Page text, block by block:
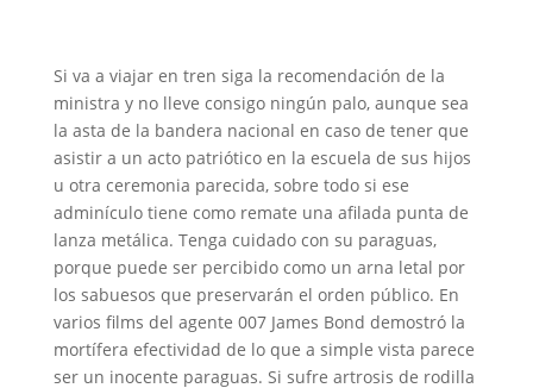
Si va a viajar en tren siga la recomendación de la
ministra y no lleve consigo ningún palo, aunque sea
la asta de la bandera nacional en caso de tener que
asistir a un acto patriótico en la escuela de sus hijos
u otra ceremonia parecida, sobre todo si ese
adminículo tiene como remate una afilada punta de
lanza metálica. Tenga cuidado con su paraguas,
porque puede ser percibido como un arna letal por
los sabuesos que preservarán el orden público. En
varios films del agente 007 James Bond demostró la
mortífera efectividad de lo que a simple vista parece
ser un inocente paraguas. Si sufre artrosis de rodilla